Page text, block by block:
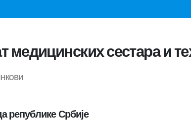
медицинских сестара и
републике Србије